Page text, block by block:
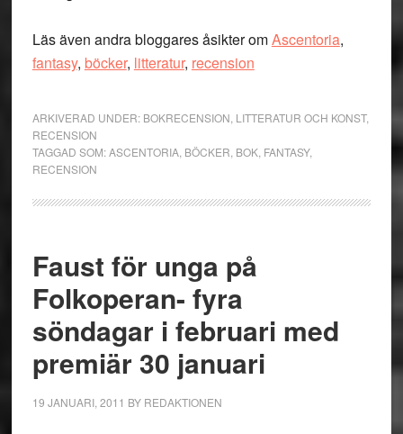
Läs även andra bloggares åsikter omAscentoria,
fantasy, böcker, litteratur, recension
ARKIVERAD UNDER: BOKRECENSION LITTERATUR OCH KONST,
RECENSION
TAGGAD SOM:ASCENTORIA, BÖCKER BOK, FANTASY,
RECENSION
Faust för unga på
Folkoperan- fyra
söndagar i februari med
premiär 30 januari
19 JANUARI, 2011 BY REDAKTIONEN